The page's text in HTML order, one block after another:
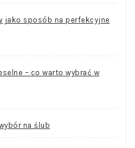
jako sposób na perfekcyjne
– co warto wybrać w
na ślub